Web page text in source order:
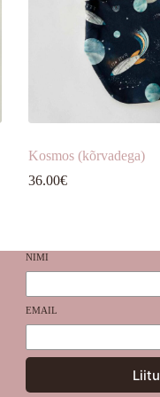
Kosmos (kõrvadega)
36.00€
NIMI
EMAIL
Liitu